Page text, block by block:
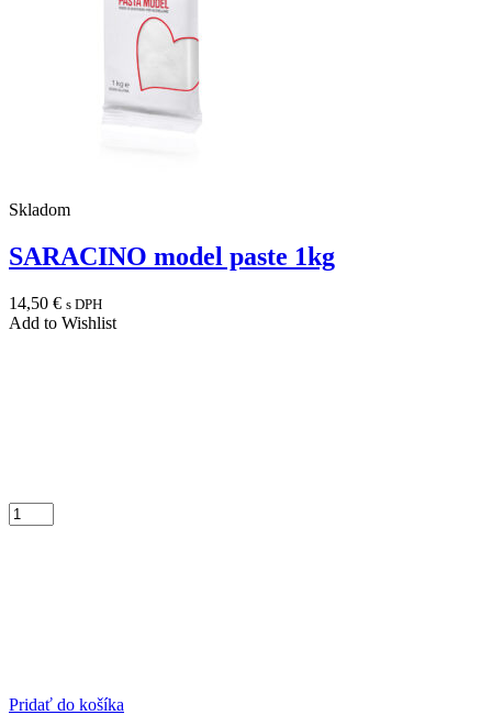
Skladom
SARACINO model paste 1kg
14,50 € s DPH
Add to Wishlist
Pridať do košíka